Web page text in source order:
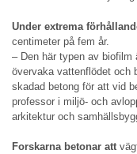
Under extrema
centimeter på fem år.
– Den här typen av biofilm
övervaka vattenflödet och
skadad betong för att vid
professor i miljö- och
arkitektur och
Forskarna betonar att